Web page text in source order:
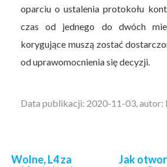
oparciu o ustalenia protokołu
czas od jednego do dwóch
korygujące muszą zostać
od uprawomocnienia się decyzji.
Data publikacji: 2020-11-03, autor:
Wolne, L4 za
Jak